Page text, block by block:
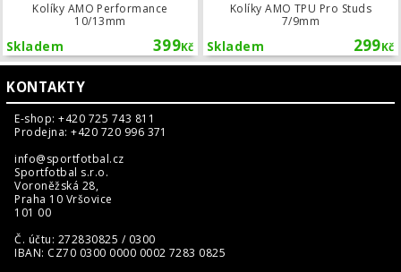
Kolíky AMO Performance
10/13mm
399Kč
Skladem
Kolíky AMO TPU Pro Studs
7/9mm
299Kč
Skladem
KONTAKTY
E-shop: +420 725 743 811
Prodejna: +420 720 996 371
info@sportfotbal.cz
Sportfotbal s.r.o.
Voroněžská 28,
Praha 10 Vršovice
101 00
Č. účtu: 272830825 / 0300
IBAN: CZ70 0300 0000 0002 7283 0825